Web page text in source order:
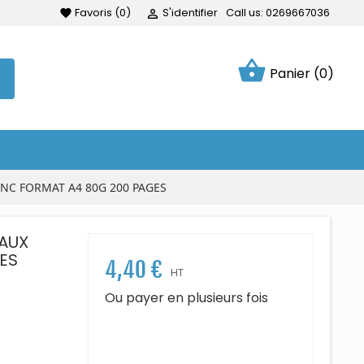
favorite Favoris (0)  S'identifier Call us: 0269667036
shopping_basket Panier (0)
FORMAT A4 80G 200 PAGES
4,40 € HT
Ou payer en plusieurs fois